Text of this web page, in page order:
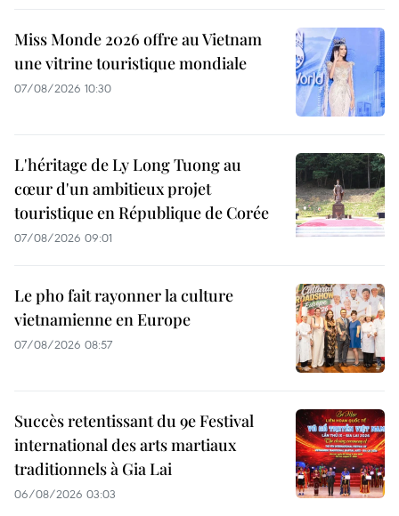
Miss Monde 2026 offre au Vietnam
une vitrine touristique mondiale
07/08/2026 10:30
L'héritage de Ly Long Tuong au
cœur d'un ambitieux projet
touristique en République de Corée
07/08/2026 09:01
Le pho fait rayonner la culture
vietnamienne en Europe
07/08/2026 08:57
Succès retentissant du 9e Festival
international des arts martiaux
traditionnels à Gia Lai
06/08/2026 03:03